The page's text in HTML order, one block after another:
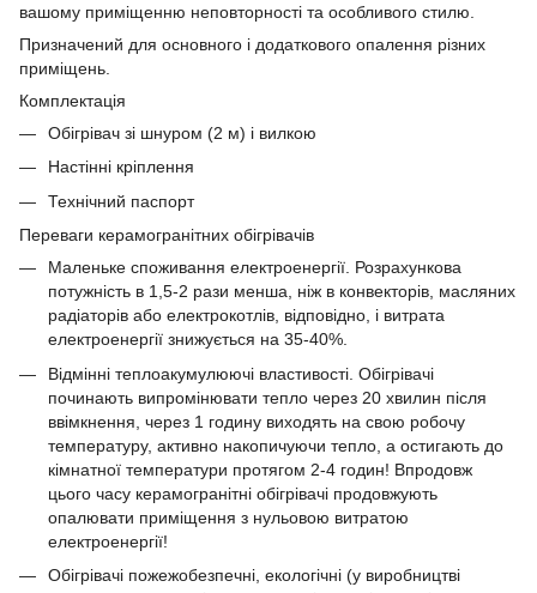
вашому приміщенню неповторності та особливого стилю.
Призначений для основного і додаткового опалення різних
приміщень.
Комплектація
Обігрівач зі шнуром (2 м) і вилкою
Настінні кріплення
Технічний паспорт
Переваги керамогранітних обігрівачів
Маленьке споживання електроенергії. Розрахункова
потужність в 1,5-2 рази менша, ніж в конвекторів, масляних
радіаторів або електрокотлів, відповідно, і витрата
електроенергії знижується на 35-40%.
Відмінні теплоакумулюючі властивості. Обігрівачі
починають випромінювати тепло через 20 хвилин після
ввімкнення, через 1 годину виходять на свою робочу
температуру, активно накопичуючи тепло, а остигають до
кімнатної температури протягом 2-4 годин! Впродовж
цього часу керамогранітні обігрівачі продовжують
опалювати приміщення з нульовою витратою
електроенергії!
Обігрівачі пожежобезпечні, екологічні (у виробництві